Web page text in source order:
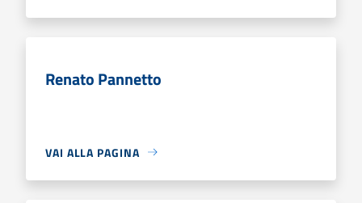
Renato Pannetto
VAI ALLA PAGINA